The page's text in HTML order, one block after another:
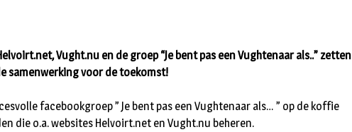
Helvoirt.net, Vught.nu en de groep “Je bent pas een Vughtenaar als..” zetten
samenwerking voor de toekomst!
facebookgroep ” Je bent pas een Vughtenaar als… ” op de koffie
die o.a. websites Helvoirt.net en Vught.nu beheren.